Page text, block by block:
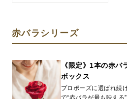
赤バラシリーズ
《限定》1本の赤バ
ボックス
プロポーズに選ばれ続
で“赤バラが最も映え